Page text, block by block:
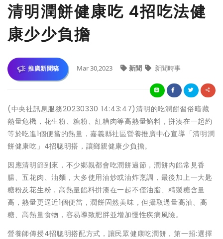
清明潤餅健康吃 4招吃法健
康少少負擔
推廣新聞稿 Mar 30,2023 新聞 新聞時事
(中央社訊息服務20230330 14:43:47)清明的吃潤餅習俗暗藏
熱量危機，花生粉、糖粉、紅糟肉等高熱量餡料，拼湊在一起約
等於吃進1個便當的熱量，嘉義縣社區營養推廣中心宣導「清明潤
餅健康吃」4招聰明搭，讓鄉親健康少負擔。
因應清明節到來，不少鄉親都會吃潤餅過節，潤餅內餡常見香
腸、五花肉、油麵，大多使用油炒或油炸烹調，最後加上一大匙
糖粉及花生粉，高熱量餡料拼湊在一起不僅油脂、精製糖含量
高，熱量更逼近1個便當，潤餅固然美味，但攝取過量高油、高
糖、高熱量食物，容易導致肥胖並增加慢性疾病風險。
營養師傳授4招聰明搭配方式，讓民眾健康吃潤餅，第一招:選擇